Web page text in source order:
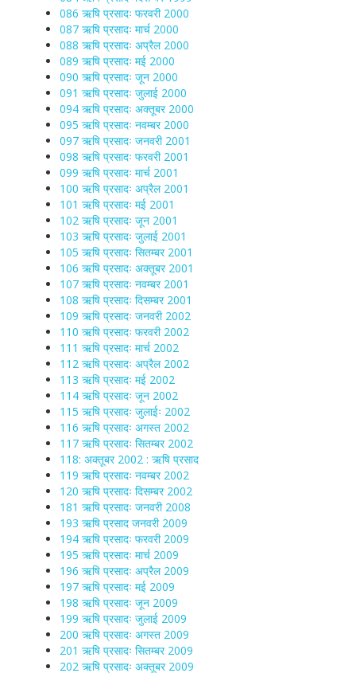
086 ऋषि प्रसादः फरवरी 2000
087 ऋषि प्रसादः मार्च 2000
088 ऋषि प्रसादः अप्रैल 2000
089 ऋषि प्रसादः मई 2000
090 ऋषि प्रसादः जून 2000
091 ऋषि प्रसादः जुलाई 2000
094 ऋषि प्रसादः अक्तूबर 2000
095 ऋषि प्रसादः नवम्बर 2000
097 ऋषि प्रसादः जनवरी 2001
098 ऋषि प्रसादः फरवरी 2001
099 ऋषि प्रसादः मार्च 2001
100 ऋषि प्रसादः अप्रैल 2001
101 ऋषि प्रसादः मई 2001
102 ऋषि प्रसादः जून 2001
103 ऋषि प्रसादः जुलाई 2001
105 ऋषि प्रसादः सितम्बर 2001
106 ऋषि प्रसादः अक्तूबर 2001
107 ऋषि प्रसादः नवम्बर 2001
108 ऋषि प्रसादः दिसम्बर 2001
109 ऋषि प्रसादः जनवरी 2002
110 ऋषि प्रसादः फरवरी 2002
111 ऋषि प्रसादः मार्च 2002
112 ऋषि प्रसादः अप्रैल 2002
113 ऋषि प्रसादः मई 2002
114 ऋषि प्रसादः जून 2002
115 ऋषि प्रसादः जुलाईः 2002
116 ऋषि प्रसादः अगस्त 2002
117 ऋषि प्रसादः सितम्बर 2002
118: अक्तूबर 2002 : ऋषि प्रसाद
119 ऋषि प्रसादः नवम्बर 2002
120 ऋषि प्रसादः दिसम्बर 2002
181 ऋषि प्रसादः जनवरी 2008
193 ऋषि प्रसाद जनवरी 2009
194 ऋषि प्रसादः फरवरी 2009
195 ऋषि प्रसादः मार्च 2009
196 ऋषि प्रसादः अप्रैल 2009
197 ऋषि प्रसादः मई 2009
198 ऋषि प्रसादः जून 2009
199 ऋषि प्रसादः जुलाई 2009
200 ऋषि प्रसादः अगस्त 2009
201 ऋषि प्रसादः सितम्बर 2009
202 ऋषि प्रसादः अक्तूबर 2009